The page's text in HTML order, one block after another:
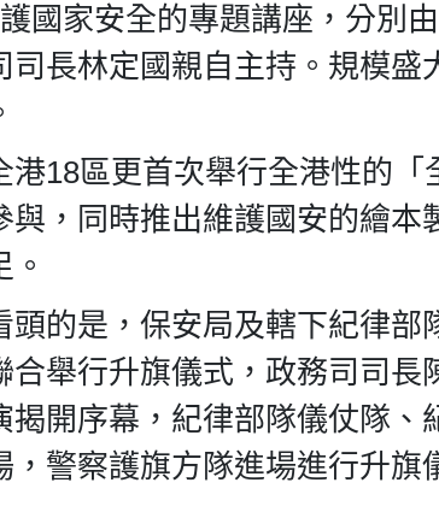
國家安全的專題講座，分別
司長林定國親自主持。規模
港18區更首次舉行全港性的
與，同時推出維護國安的繪
頭的是，保安局及轄下紀律
合舉行升旗儀式，政務司司
揭開序幕，紀律部隊儀仗隊
，警察護旗方隊進場進行升旗